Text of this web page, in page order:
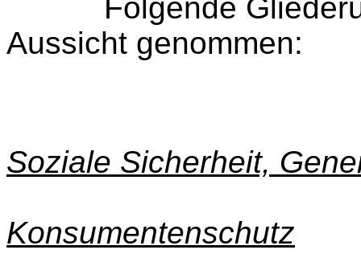
Folgende
Aussicht genommen:
Soziale Sicherheit,
Konsumentenschutz